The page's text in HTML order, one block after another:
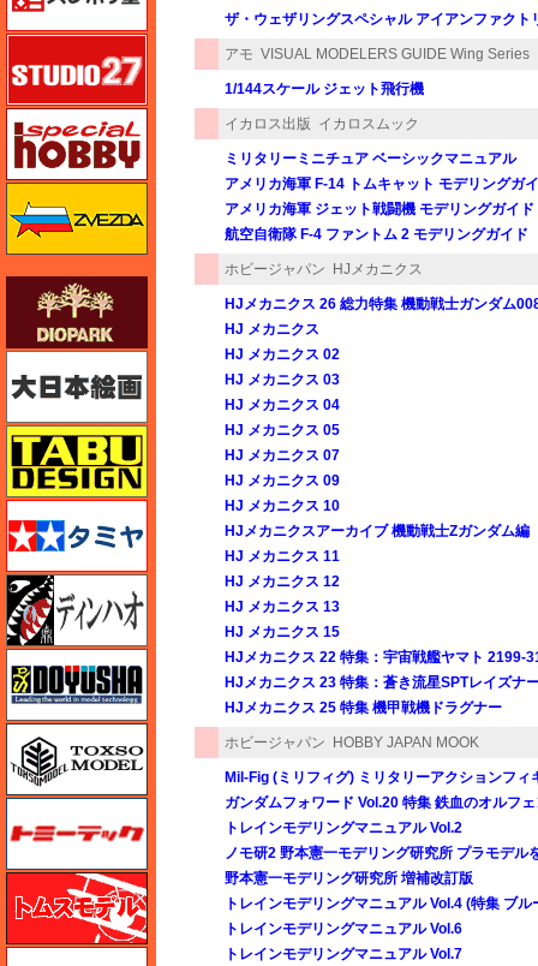
ザ・ウェザリングスペシャル アイアンファクト
アモ VISUAL MODELERS GUIDE Wing Series
1/144スケール ジェット飛行機
イカロス出版 イカロスムック
ミリタリーミニチュア ベーシックマニュアル
アメリカ海軍 F-14 トムキャット モデリングガ
アメリカ海軍 ジェット戦闘機 モデリングガイド
航空自衛隊 F-4 ファントム 2 モデリングガイド
ホビージャパン HJメカニクス
HJメカニクス 26 総力特集 機動戦士ガンダム
HJ メカニクス
HJ メカニクス 02
HJ メカニクス 03
HJ メカニクス 04
HJ メカニクス 05
HJ メカニクス 07
HJ メカニクス 09
HJ メカニクス 10
HJメカニクスアーカイブ 機動戦士Zガンダム編
HJ メカニクス 11
HJ メカニクス 12
HJ メカニクス 13
HJ メカニクス 15
HJメカニクス 22 特集：宇宙戦艦ヤマト 2199-
HJメカニクス 23 特集：蒼き流星SPTレイズナ
HJメカニクス 25 特集 機甲戦機ドラグナー
ホビージャパン HOBBY JAPAN MOOK
Mil-Fig (ミリフィグ) ミリタリーアクションフィ
ガンダムフォワード Vol.20 特集 鉄血のオルフ
トレインモデリングマニュアル Vol.2
ノモ研2 野本憲一モデリング研究所 プラモデル
野本憲一モデリング研究所 増補改訂版
トレインモデリングマニュアル Vol.4 (特集 ブル
トレインモデリングマニュアル Vol.6
トレインモデリングマニュアル Vol.7
スタジオ27・タブデザイン
スペシャルホビー
ズベズダ（Zvezda）
ダイオパーク（diopark）
タブデザイン・スタジオ27
ディン・ハオ
トキソモデル（toxso_model）
トミーテック
トムスモデル